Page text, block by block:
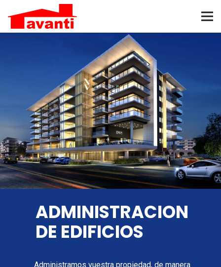
ADMINISTRACION
DE EDIFICIOS
Administramos vuestra propiedad, de manera